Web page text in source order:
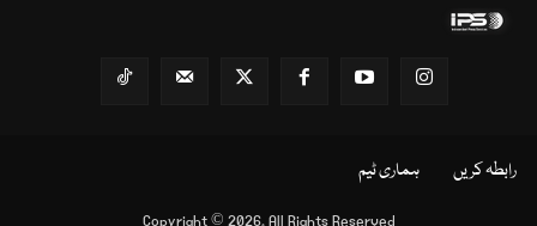
رابطہ کریں ہماری ٹیم